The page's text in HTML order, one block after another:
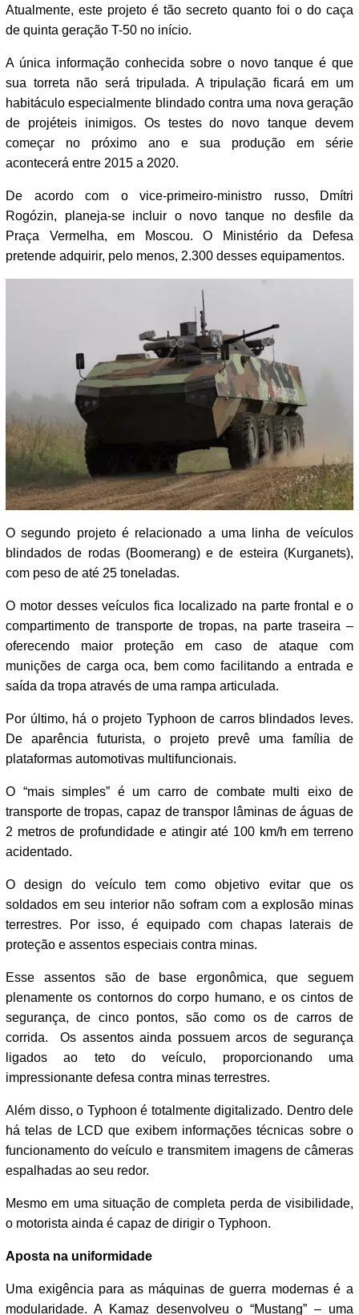
Atualmente, este projeto é tão secreto quanto foi o do caça
de quinta geração T-50 no início.
A única informação conhecida sobre o novo tanque é que
sua torreta não será tripulada. A tripulação ficará em um
habitáculo especialmente blindado contra uma nova geração
de projéteis inimigos. Os testes do novo tanque devem
começar no próximo ano e sua produção em série
acontecerá entre 2015 a 2020.
De acordo com o vice-primeiro-ministro russo, Dmítri
Rogózin, planeja-se incluir o novo tanque no desfile da
Praça Vermelha, em Moscou. O Ministério da Defesa
pretende adquirir, pelo menos, 2.300 desses equipamentos.
O segundo projeto é relacionado a uma linha de veículos
blindados de rodas (Boomerang) e de esteira (Kurganets),
com peso de até 25 toneladas.
O motor desses veículos fica localizado na parte frontal e o
compartimento de transporte de tropas, na parte traseira –
oferecendo maior proteção em caso de ataque com
munições de carga oca, bem como facilitando a entrada e
saída da tropa através de uma rampa articulada.
Por último, há o projeto Typhoon de carros blindados leves.
De aparência futurista, o projeto prevê uma família de
plataformas automotivas multifuncionais.
O “mais simples” é um carro de combate multi eixo de
transporte de tropas, capaz de transpor lâminas de águas de
2 metros de profundidade e atingir até 100 km/h em terreno
acidentado.
O design do veículo tem como objetivo evitar que os
soldados em seu interior não sofram com a explosão minas
terrestres. Por isso, é equipado com chapas laterais de
proteção e assentos especiais contra minas.
Esse assentos são de base ergonômica, que seguem
plenamente os contornos do corpo humano, e os cintos de
segurança, de cinco pontos, são como os de carros de
corrida. Os assentos ainda possuem arcos de segurança
ligados ao teto do veículo, proporcionando uma
impressionante defesa contra minas terrestres.
Além disso, o Typhoon é totalmente digitalizado. Dentro dele
há telas de LCD que exibem informações técnicas sobre o
funcionamento do veículo e transmitem imagens de câmeras
espalhadas ao seu redor.
Mesmo em uma situação de completa perda de visibilidade,
o motorista ainda é capaz de dirigir o Typhoon.
Aposta na uniformidade
Uma exigência para as máquinas de guerra modernas é a
modularidade. A Kamaz desenvolveu o “Mustang” – uma